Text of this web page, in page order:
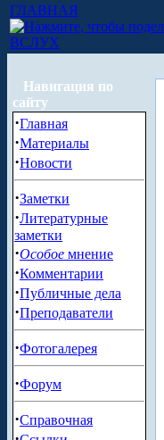
ГЛАВНАЯ
ВСЛУХ
Навигация по
сайту
·Главная
·Материалы
·Новости
·Заметки
·Литературные
заметки
·Особое мнение
·Комментарии
·Публичные дела
·Преподаватели
·Фотогалерея
·Форум
·Справочная